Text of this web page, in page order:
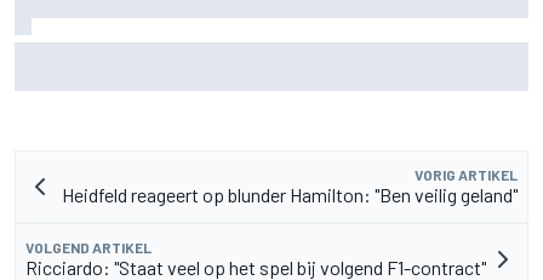
VORIG ARTIKEL
Heidfeld reageert op blunder Hamilton: "Ben veilig geland"
VOLGEND ARTIKEL
Ricciardo: "Staat veel op het spel bij volgend F1-contract"